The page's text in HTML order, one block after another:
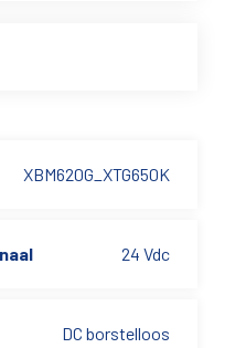
XBM620G_XTG650K
24 Vdc
DC borstelloos